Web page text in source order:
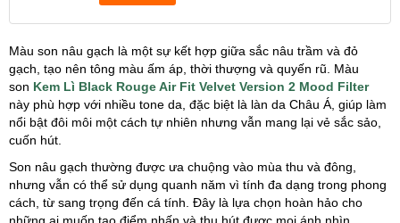
Màu son nâu gạch là một sự kết hợp giữa sắc nâu trầm và đỏ
gạch, tạo nên tông màu ấm áp, thời thượng và quyến rũ. Màu
son Kem Lì Black Rouge Air Fit Velvet Version 2 Mood Filter
này phù hợp với nhiều tone da, đặc biệt là làn da Châu Á, giúp làm
nổi bật đôi môi một cách tự nhiên nhưng vẫn mang lại vẻ sắc sảo,
cuốn hút.
Son nâu gạch thường được ưa chuộng vào mùa thu và đông,
nhưng vẫn có thể sử dụng quanh năm vì tính đa dạng trong phong
cách, từ sang trọng đến cá tính. Đây là lựa chọn hoàn hảo cho